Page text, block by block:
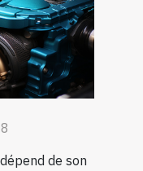
de son